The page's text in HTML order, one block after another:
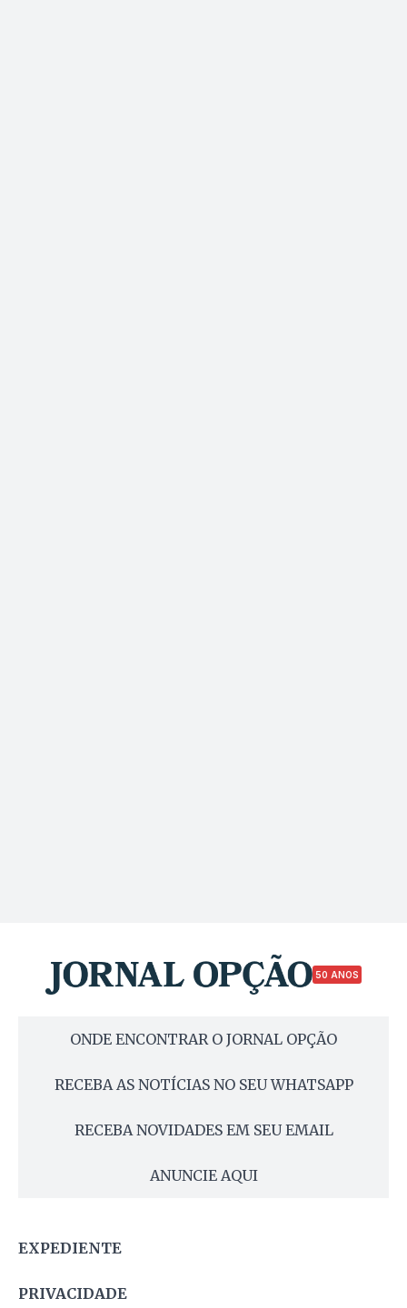
50 ANOS
ONDE ENCONTRAR O JORNAL OPÇÃO
RECEBA AS NOTÍCIAS NO SEU WHATSAPP
RECEBA NOVIDADES EM SEU EMAIL
ANUNCIE AQUI
EXPEDIENTE
PRIVACIDADE